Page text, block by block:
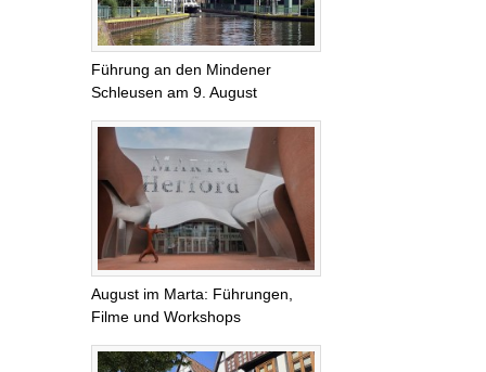
Führung an den Mindener
Schleusen am 9. August
August im Marta: Führungen,
Filme und Workshops